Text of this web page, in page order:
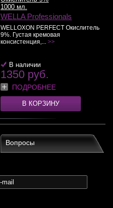
1000 мл.
WELLA Professionals
WELLOXON PERFECT Окислитель
9%. Густая кремовая
консистенция,... >>
В наличии
1350 руб.
ПОДРОБНЕЕ
В КОРЗИНУ
Вопросы